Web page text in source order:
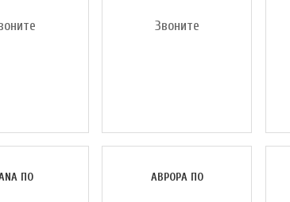
Звоните
ПО АВРОРА ПО